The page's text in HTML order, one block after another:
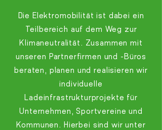
Die Elektromobilität ist dabei ein
Teilbereich auf dem Weg zur
Klimaneutralität. Zusammen mit
unseren Partnerfirmen und -Büros
beraten, planen und realisieren wir
individuelle
Ladeinfrastrukturprojekte für
Unternehmen, Sportvereine und
Kommunen. Hierbei sind wir unter